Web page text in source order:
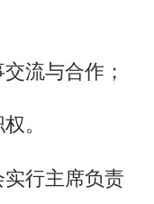
流与合作；
。
行主席负责